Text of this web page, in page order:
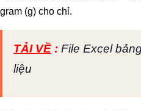
gram (g) cho chỉ.
TẢI VỀ : File Excel
liệu